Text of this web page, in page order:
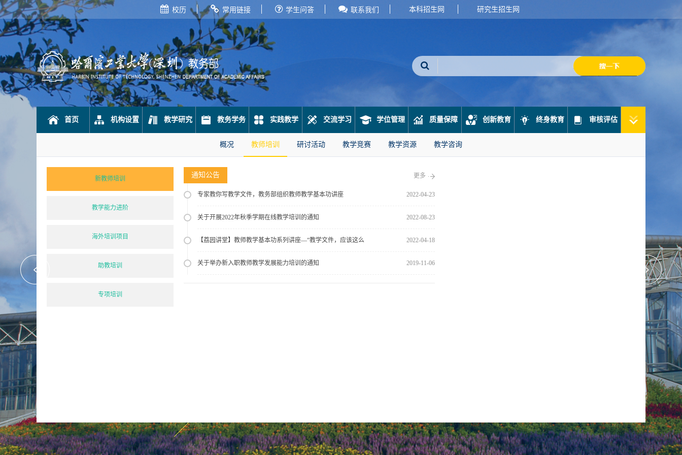
校历 常用链接 学生问答 联系我们 本科招生网 研究生招生网
首页 机构设置 教学研究 教务学务 实践教学 交流学习 学位管理 质量保障 创新教育 终身教育 审核评估
概况 教师培训 研讨活动 教学竞赛 教学资源 教学咨询
新教师培训
教学能力进阶
海外培训项目
助教培训
专项培训
通知公告 更多
专家教你写教学文件，教务部组织教师教学基本功讲座 2022-04-23
关于开展2022年秋季学期在线教学培训的通知 2022-08-23
【荔园讲堂】教师教学基本功系列讲座—“教学文件，应该这么 2022-04-18
关于举办新入职教师教学发展能力培训的通知 2019-11-06